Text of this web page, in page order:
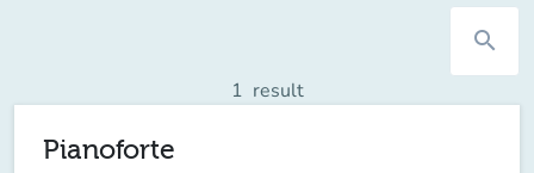
search
1 result
Pianoforte